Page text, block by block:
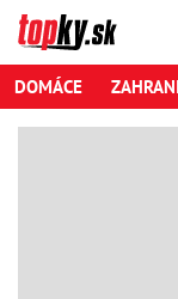
DOMÁCE